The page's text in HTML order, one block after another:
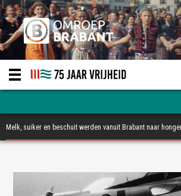
Melk, suiker en beschuit werden vanuit Brabant naar